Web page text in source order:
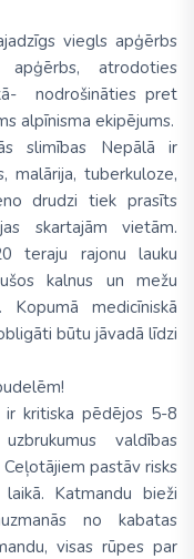
viegls apģērbs
atrodoties
nodrošināties pret
alpīnisma ekipējums.
slimības Nepālā ir
malārija, tuberkuloze,
drudzi tiek prasīts
skartajām vietām.
teraju rajonu lauku
kalnus un mežu
medicīniskā
būtu jāvadā līdzi
ir kritiska pēdējos 5-8
valdības
pastāv risks
Katmandu bieži
no kabatas
visas rūpes par